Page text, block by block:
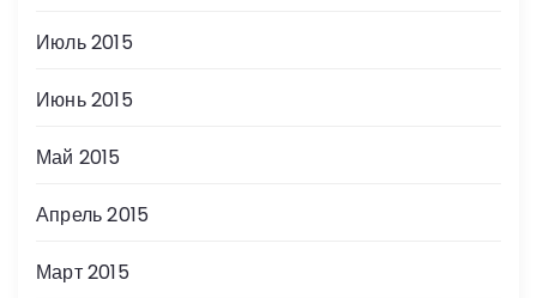
Июль 2015
Июнь 2015
Май 2015
Апрель 2015
Март 2015